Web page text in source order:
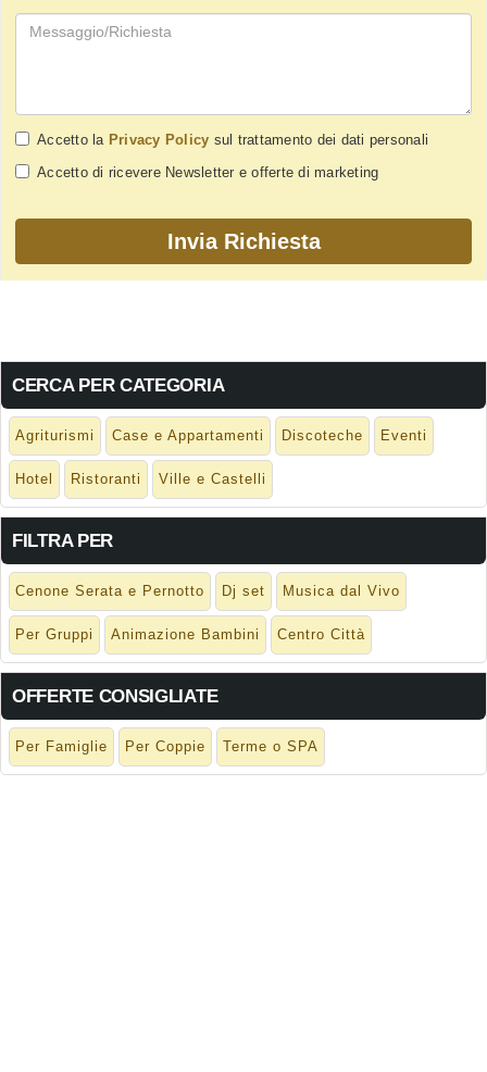
Accetto la Privacy Policy sul trattamento dei dati personali
Accetto di ricevere Newsletter e offerte di marketing
CERCA PER CATEGORIA
Agriturismi Case e Appartamenti Discoteche Eventi
Hotel Ristoranti Ville e Castelli
FILTRA PER
Cenone Serata e Pernotto Dj set Musica dal Vivo
Per Gruppi Animazione Bambini Centro Città
OFFERTE CONSIGLIATE
Per Famiglie Per Coppie Terme o SPA